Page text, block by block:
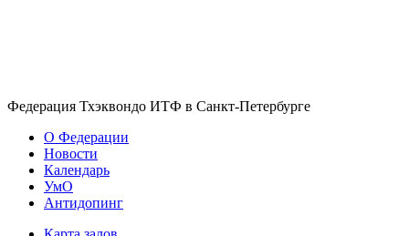
Федерация Тхэквондо ИТФ в Санкт-Петербурге
О Федерации
Новости
Календарь
УмО
Антидопинг